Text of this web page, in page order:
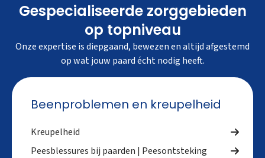
Gespecialiseerde zorggebieden
op topniveau
Onze expertise is diepgaand, bewezen en altijd afgestemd
op wat jouw paard écht nodig heeft.
Beenproblemen en kreupelheid
Kreupelheid
Peesblessures bij paarden | Peesontsteking